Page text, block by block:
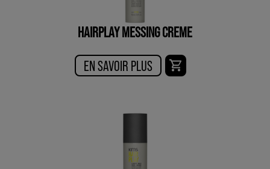
HAIRPLAY MESSING CREME
EN SAVOIR PLUS